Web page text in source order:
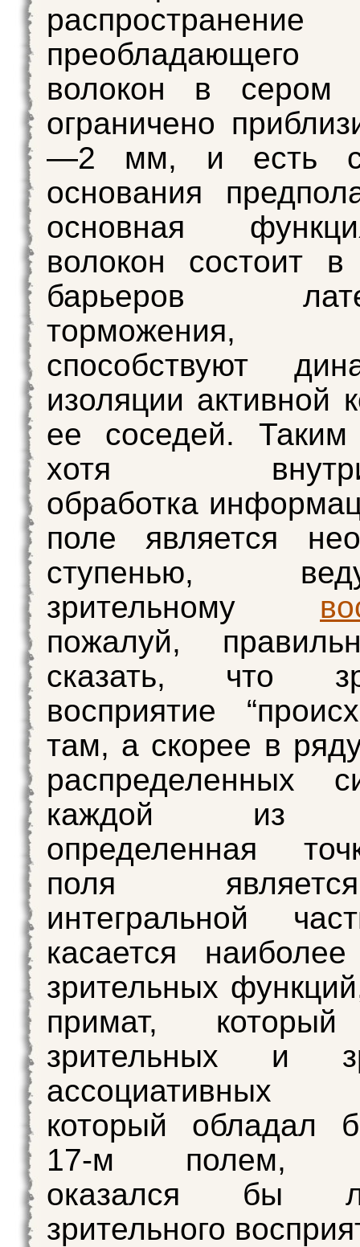
распространение
волокон в сером
ограничено
—2 мм, и есть
основания
основная
волокон состоит в
барьеров
торможения,
способствуют
изоляции активной
ее соседей. Таким
хотя
обработка
поле является
ступенью,
зрительному
пожалуй,
сказать, что
восприятие
там, а скорее в
распределенных
каждой из
определенная
поля
интегральной
касается
зрительных
примат,
зрительных и
ассоциативных
который обладал
17-м полем,
оказался бы
зрительного